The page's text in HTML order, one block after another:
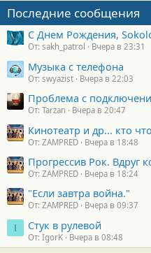
Последние сообщения
С Днем Рождения,
От: sakh_patrol Вчера в 23:31
Музыка с телефона
От: swyazist Вчера в 22:03
Проблема с
От: Tarzan Вчера в 20:47
Кинотеатр и др... кто
От: ZAMPRED Вчера в 18:48
Прогрессив Рок. Вдруг
От: ZAMPRED Вчера в 18:24
"Если завтра война."
От: ZAMPRED Вчера в 09:37
I Стук в рулевой
От: IgorK Вчера в 08:48